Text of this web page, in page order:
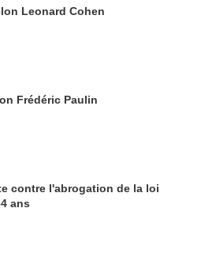
Leonard Cohen
Frédéric Paulin
contre l'abrogation de la loi
ans